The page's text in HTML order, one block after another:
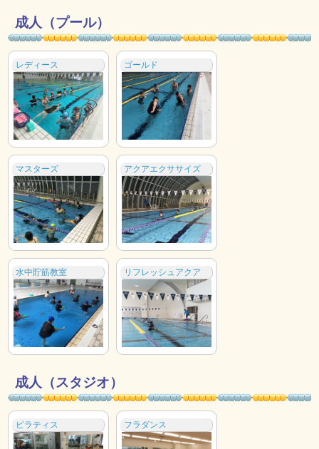
成人（プール）
レディース ゴールド
マスターズ アクアエクササイズ
水中貯筋教室 リフレッシュアクア
成人（スタジオ）
ピラティス フラダンス